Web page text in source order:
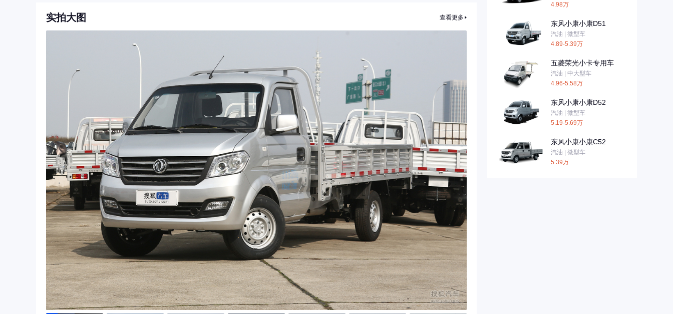
实拍大图 查看更多
4.98万
东风小康小康D51
汽油 | 微型车
4.89-5.39万
五菱荣光小卡专用车
汽油 | 中大型车
4.96-5.58万
东风小康小康D52
汽油 | 微型车
5.19-5.69万
东风小康小康C52
汽油 | 微型车
5.39万